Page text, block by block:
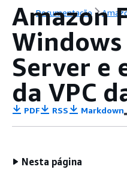
Documentação
Amazon
Windows
Server e
da VPC
PDF RSS Markdown
Nesta página